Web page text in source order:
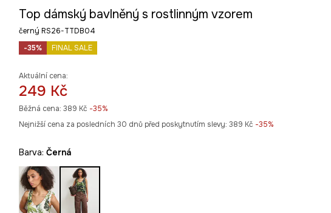
Top dámský bavlněný s rostlinným vzorem
černý RS26-TTDB04
-35%
FINAL SALE
Aktuální cena:
249 Kč
Běžná cena: 389 Kč -35%
Nejnižší cena za posledních 30 dnů před poskytnutím slevy: 389 Kč -35%
Barva: černá